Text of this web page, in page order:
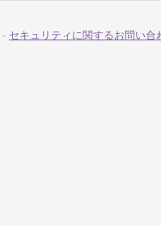
- セキュリティに関するお問い合